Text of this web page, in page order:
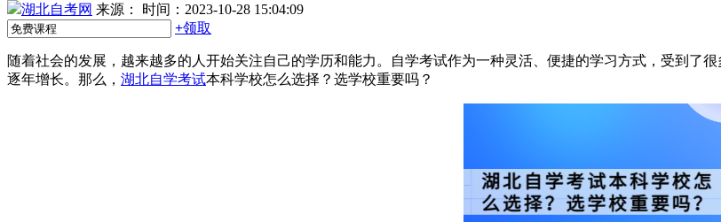
湖北自考网 来源：
时间：2023-10-28 15:04:09
+领取
随着社会的发展，越来越多的人开始关注自己的学历和能力。自学考试作为一种灵活、便捷的学习方式，受到了
逐年增长。那么， 湖北自学考试本科学校怎么选择？选学校重要吗？